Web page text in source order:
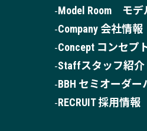
Model Room モデ
Company 会社情報
Concept コンセプ
Staffスタッフ紹介
BBH セミオーダー
RECRUIT 採用情報